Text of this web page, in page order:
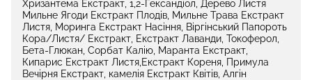
Хризантема Екстракт, 1,2-Гександіол, Дерево Листя
Мильне Ягоди Екстракт Плодів, Мильне Трава Екстракт
Листя, Моринга Екстракт Насіння, Віргінський Папороть
Кора/Листя/ Екстракт, Екстракт Лаванди, Токоферол,
Бета-Глюкан, Сорбат Калію, Маранта Екстракт,
Кипарис Екстракт Листя,Екстракт Кореня, Примула
Вечірня Екстракт, камелія Екстракт Квітів, Алгін